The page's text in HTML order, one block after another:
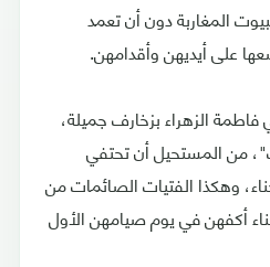
المغاربة دون أن تعمد
على أيديهن وأقدامهن.
الزهراء بزخارف جميلة،
من المستحيل أن تحتفي
وهكذا الفتيات الصائمات من
أكفهن في يوم صيامهن الأول